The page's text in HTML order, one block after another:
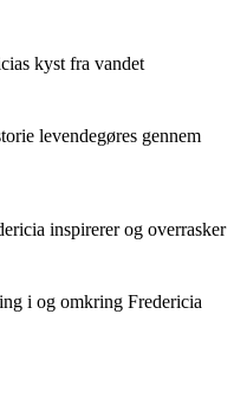
kyst fra vandet
levendegøres gennem
inspirerer og overrasker
i og omkring Fredericia